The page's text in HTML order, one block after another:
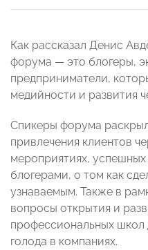
Как рассказал Денис
форума — это блогеры,
предприниматели,
медийности и развития
Спикеры форума
привлечения клиентов
мероприятиях,
блогерами, о том как
узнаваемым. Также в
вопросы открытия и
профессиональных школ
голода в компаниях.